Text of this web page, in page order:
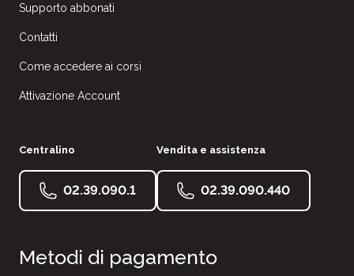
Supporto abbonati
Contatti
Come accedere ai corsi
Attivazione Account
Centralino
02.39.090.1
Vendita e assistenza
02.39.090.440
Metodi di pagamento